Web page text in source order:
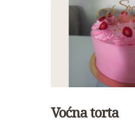
Voćna torta